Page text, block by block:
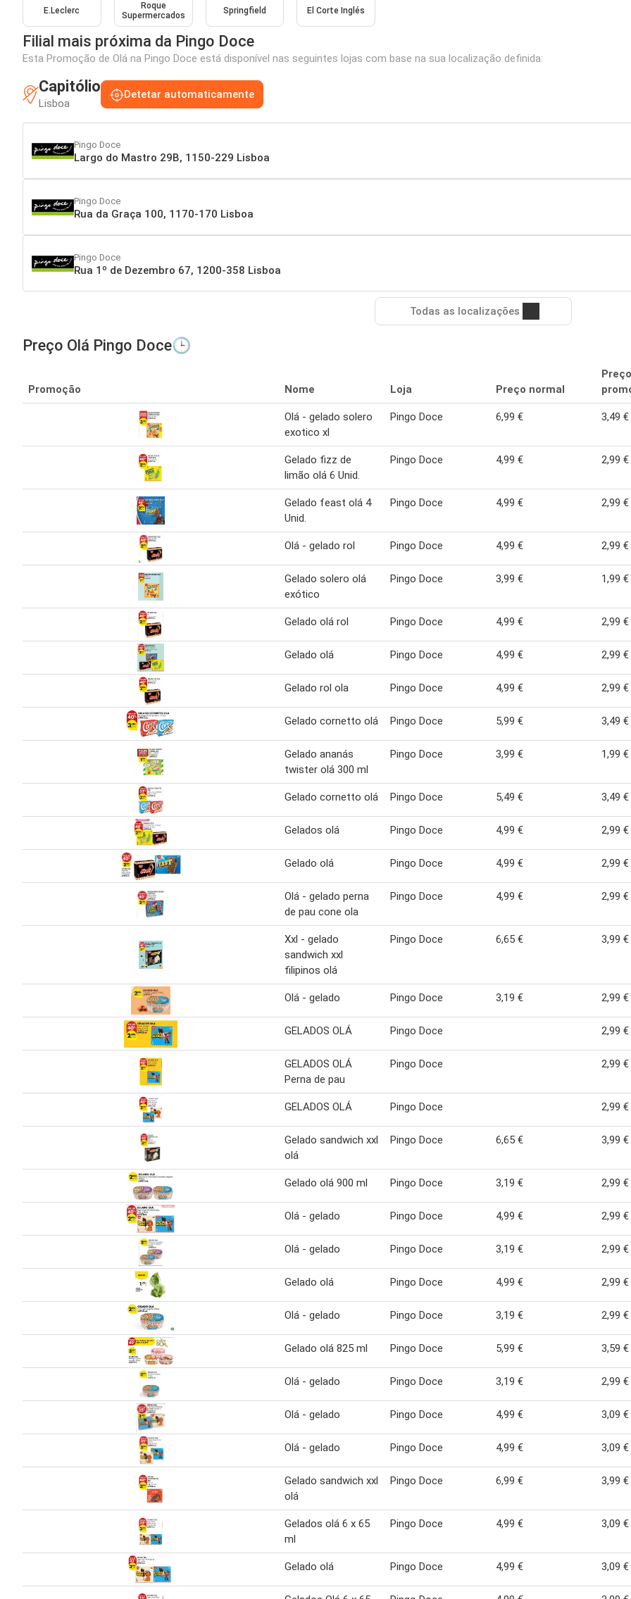
E.Leclerc
Roque
Supermercados
Springfield El Corte Inglés
Filial mais próxima da Pingo Doce
Esta Promoção de Olá na Pingo Doce está disponível nas seguintes lojas com base na sua localização definida:
Capitólio
Lisboa
Detetar automaticamente
Pingo Doce
Largo do Mastro 29B, 1150-229 Lisboa
Pingo Doce
Rua da Graça 100, 1170-170 Lisboa
Pingo Doce
Rua 1º de Dezembro 67, 1200-358 Lisboa
Todas as localizações
Preço Olá Pingo Doce🕒
Promoção Nome Loja Preço normal
Preço
Olá - gelado solero
exotico xl
Pingo Doce 6,99 € 3,49 €
Gelado fizz de
limão olá 6 Unid.
Pingo Doce 4,99 € 2,99 €
Gelado feast olá 4
Unid.
Pingo Doce 4,99 € 2,99 €
Olá - gelado rol Pingo Doce 4,99 € 2,99 €
Gelado solero olá
exótico
Pingo Doce 3,99 € 1,99 €
Gelado olá rol Pingo Doce 4,99 € 2,99 €
Gelado olá Pingo Doce 4,99 € 2,99 €
Gelado rol ola Pingo Doce 4,99 € 2,99 €
Gelado cornetto olá Pingo Doce 5,99 € 3,49 €
Gelado ananás
twister olá 300 ml
Pingo Doce 3,99 € 1,99 €
Gelado cornetto olá Pingo Doce 5,49 € 3,49 €
Gelados olá Pingo Doce 4,99 € 2,99 €
Gelado olá Pingo Doce 4,99 € 2,99 €
Olá - gelado perna
de pau cone ola
Pingo Doce 4,99 € 2,99 €
Xxl - gelado
sandwich xxl
filipinos olá
Pingo Doce 6,65 € 3,99 €
Olá - gelado Pingo Doce 3,19 € 2,99 €
GELADOS OLÁ Pingo Doce 2,99 €
GELADOS OLÁ
Perna de pau
Pingo Doce 2,99 €
GELADOS OLÁ Pingo Doce 2,99 €
Gelado sandwich xxl
olá
Pingo Doce 6,65 € 3,99 €
Gelado olá 900 ml Pingo Doce 3,19 € 2,99 €
Olá - gelado Pingo Doce 4,99 € 2,99 €
Olá - gelado Pingo Doce 3,19 € 2,99 €
Gelado olá Pingo Doce 4,99 € 2,99 €
Olá - gelado Pingo Doce 3,19 € 2,99 €
Gelado olá 825 ml Pingo Doce 5,99 € 3,59 €
Olá - gelado Pingo Doce 3,19 € 2,99 €
Olá - gelado Pingo Doce 4,99 € 3,09 €
Olá - gelado Pingo Doce 4,99 € 3,09 €
Gelado sandwich xxl
olá
Pingo Doce 6,99 € 3,99 €
Gelados olá 6 x 65
ml
Pingo Doce 4,99 € 3,09 €
Gelado olá Pingo Doce 4,99 € 3,09 €